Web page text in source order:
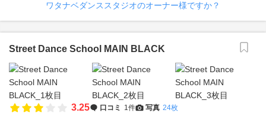
ワタナベダンススタジオのオーナー様ですか？
Street Dance School MAIN BLACK
3.25 口コミ 1件 写真 24枚